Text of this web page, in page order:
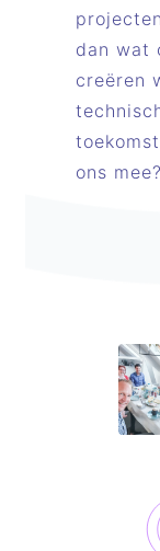
dan wat
creëren
ons mee?